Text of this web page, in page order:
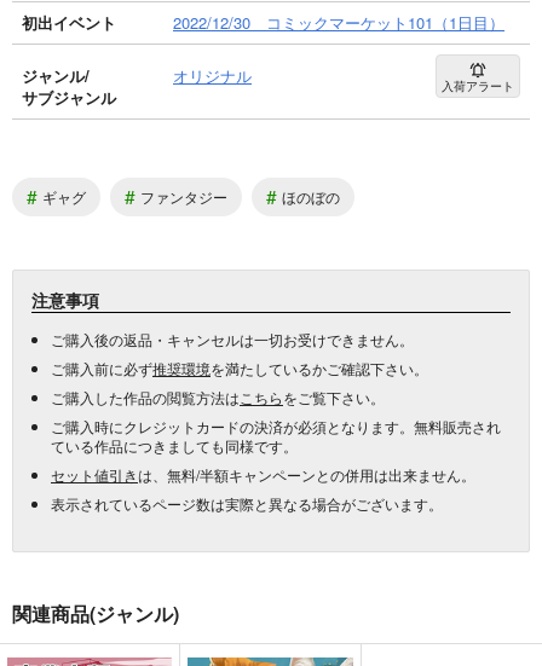
初出イベント
2022/12/30 コミックマーケット101（1日目）
ジャンル/
サブジャンル
オリジナル 入荷アラート
# ギャグ # ファンタジー # ほのぼの
注意事項
ご購入後の返品・キャンセルは一切お受けできません。
ご購入前に必ず推奨環境を満たしているかご確認下さい。
ご購入した作品の閲覧方法は こちらをご覧下さい。
ご購入時にクレジットカードの決済が必須となります。無料販売され
ている作品につきましても同様です。
セット値引きは、無料/半額キャンペーンとの併用は出来ません。
表示されているページ数は実際と異なる場合がございます。
関連商品(ジャンル)